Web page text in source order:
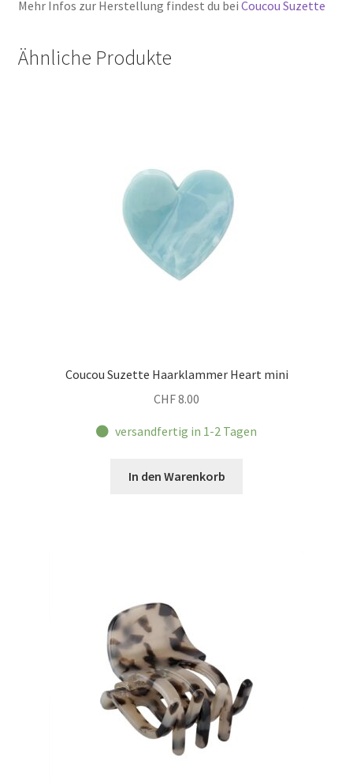
Mehr Infos zur Herstellung findest du bei Coucou Suzette
Ähnliche Produkte
Coucou Suzette Haarklammer Heart mini
CHF8.00
versandfertig in 1-2 Tagen
In den Warenkorb